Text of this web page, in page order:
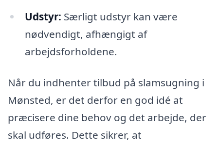
Udstyr: Særligt udstyr kan være
nødvendigt, afhængigt af
arbejdsforholdene.
Når du indhenter tilbud på slamsugning i
Mønsted, er det derfor en god idé at
præcisere dine behov og det arbejde, der
skal udføres. Dette sikrer, at